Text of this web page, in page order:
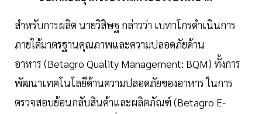
สำหรับการผลิต นายวิสิษฐ กล่าวว่า เบทาโกรดำเนินการ
ภายใต้มาตรฐานคุณภาพและความปลอดภัยด้าน
อาหาร (Betagro Quality Management: BQM) ทั้งการ
พัฒนาเทคโนโลยีด้านความปลอดภัยของอาหาร ในการ
ตรวจสอบย้อนกลับสินค้าและผลิตภัณฑ์ (Betagro E-